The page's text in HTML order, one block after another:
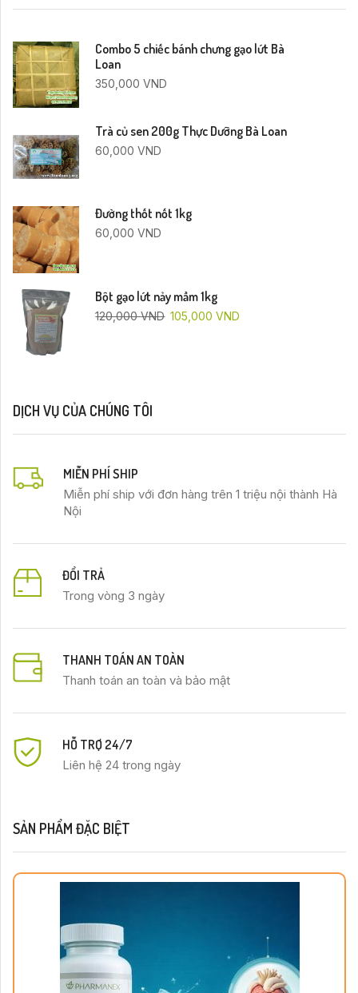
Combo 5 chiếc bánh chưng gạo lứt Bà
Loan
350,000VND
Trà củ sen 200g Thực Dưỡng Bà Loan
60,000VND
Đường thốt nốt 1kg
60,000VND
Bột gạo lứt nảy mầm 1kg
120,000VND 105,000VND
DỊCH VỤ CỦA CHÚNG TÔI
MIỄN PHÍ SHIP
Miễn phí ship với đơn hàng trên 1 triệu nội thành Hà
Nội
ĐỔI TRẢ
Trong vòng 3 ngày
THANH TOÁN AN TOÀN
Thanh toán an toàn và bảo mật
HỖ TRỢ 24/7
Liên hệ 24 trong ngày
SẢN PHẨM ĐẶC BIỆT